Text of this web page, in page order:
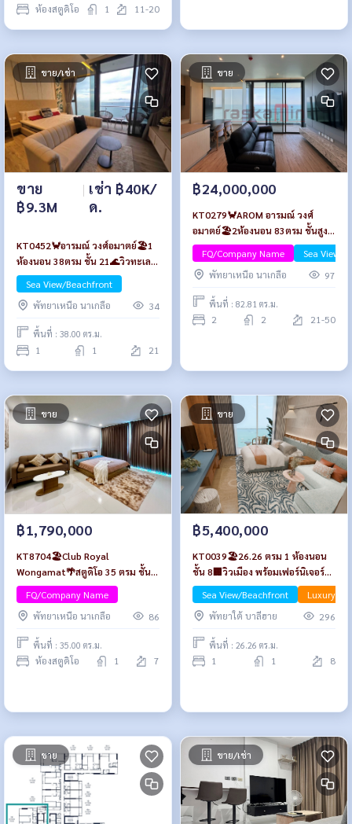
ห้องสตูดิโอ 1 11-20
ขาย/เช่า
ขาย
฿9.3M
| เช่า ฿40K/
ด.
KT0452🦀อารมณ์ วงศ์อมาตย์🏖️1
ห้องนอน 38ตรม ชั้น 21🌊วิวทะเล
พร้อมเฟอร์นิเจอร์
Sea View/Beachfront
พัทยาเหนือ นาเกลือ
34
พื้นที่ : 38.00 ตร.ม.
1 1 21
ขาย
฿24,000,000
KT0279🦀AROM อารมณ์ วงศ์
อมาตย์🏖️2ห้องนอน 83ตรม ชั้นสูง
ห้องมุม🌊วิวทะเล พร้อมเฟอร์นิเจอร์
FQ/Company Name
Sea View/
พัทยาเหนือ นาเกลือ
97
พื้นที่ : 82.81 ตร.ม.
2 2 21-50
ขาย
฿1,790,000
KT8704🏖️Club Royal
Wongamat🌴สตูดิโอ 35 ตรม ชั้น 7
🏊‍♀️วิวสระว่ายน้ำ
FQ/Company Name
พัทยาเหนือ นาเกลือ
86
พื้นที่ : 35.00 ตร.ม.
ห้องสตูดิโอ 1 7
ขาย
฿5,400,000
KT0039🏖️26.26 ตรม 1 ห้องนอน
ชั้น 8🏢วิวเมือง พร้อมเฟอร์นิเจอร์
PTY Residence Sai1🦀พัทยากลาง
Sea View/Beachfront
Luxury
พัทยาใต้ บาลีฮาย
296
พื้นที่ : 26.26 ตร.ม.
1 1 8
ขาย ขาย/เช่า